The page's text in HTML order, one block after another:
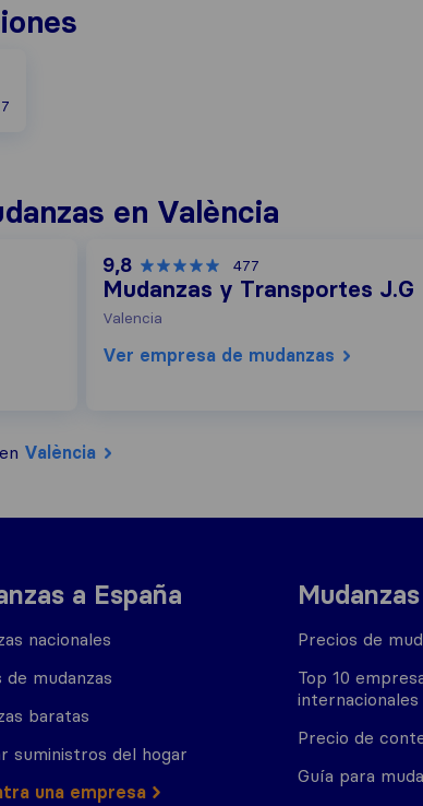
7
en València
9,8 477
Mudanzas y Transportes J.G
Valencia
Ver empresa de mudanzas
en València
a España
nacionales
de mudanzas
baratas
suministros del hogar
una empresa
Precios de
Top 10
internacionales
Precio de
Guía para